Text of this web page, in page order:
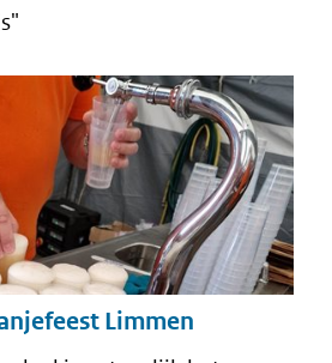
Limmen